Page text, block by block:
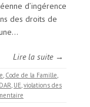
d’ingérence
des droits de
Lire la suite →
, Code de la Famille,
, UE,violations des